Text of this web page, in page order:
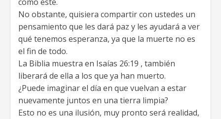
No obstante, quisiera compartir con ustedes un
pensamiento que les dará paz y les ayudará a ver
qué tenemos esperanza, ya que la muerte no es
el fin de todo.
La Biblia muestra en Isaías 26:19 , también
liberará de ella a los que ya han muerto.
¿Puede imaginar el día en que vuelvan a estar
nuevamente juntos en una tierra limpia?
Esto no es una ilusión, muy pronto será realidad,